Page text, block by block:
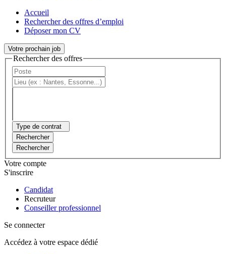
Accueil
Rechercher des offres d’emploi
Déposer mon CV
Votre prochain job
Rechercher des offres
Type de contrat
Rechercher
Rechercher
Votre compte
S'inscrire
Candidat
Recruteur
Conseiller professionnel
Se connecter
Accédez à votre espace dédié